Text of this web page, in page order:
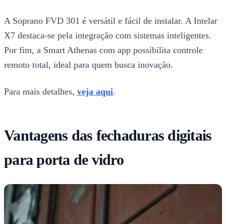
A Soprano FVD 301 é versátil e fácil de instalar. A Intelar
X7 destaca-se pela integração com sistemas inteligentes.
Por fim, a Smart Athenas com app possibilita controle
remoto total, ideal para quem busca inovação.
Para mais detalhes, veja aqui.
Vantagens das fechaduras digitais
para porta de vidro